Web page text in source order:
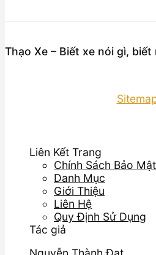
Thạo Xe – Biết xe nói gì, biết
Liên Kết Trang
Chính Sách Bảo Mật
Danh Mục
Giới Thiệu
Liên Hệ
Quy Định Sử Dụng
Tác giả